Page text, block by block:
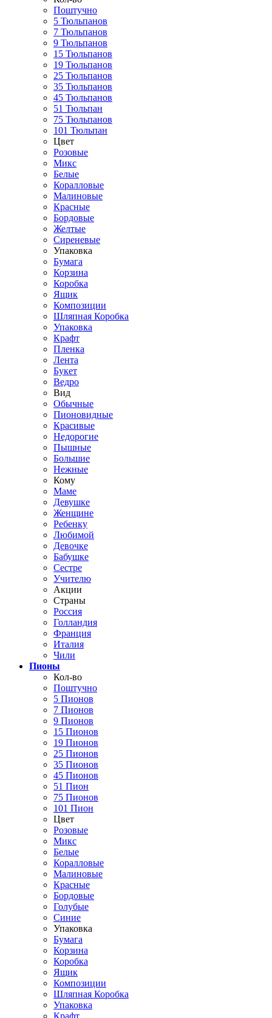
Поштучно
5 Тюльпанов
7 Тюльпанов
9 Тюльпанов
15 Тюльпанов
19 Тюльпанов
25 Тюльпанов
35 Тюльпанов
45 Тюльпанов
51 Тюльпан
75 Тюльпанов
101 Тюльпан
Цвет
Розовые
Микс
Белые
Коралловые
Малиновые
Красные
Бордовые
Желтые
Сиреневые
Упаковка
Бумага
Корзина
Коробка
Ящик
Композиции
Шляпная Коробка
Упаковка
Крафт
Пленка
Лента
Букет
Ведро
Вид
Обычные
Пионовидные
Красивые
Недорогие
Пышные
Большие
Нежные
Кому
Маме
Девушке
Женщине
Ребенку
Любимой
Девочке
Бабушке
Сестре
Учителю
Акции
Страны
Россия
Голландия
Франция
Италия
Чили
Пионы
Кол-во
Поштучно
5 Пионов
7 Пионов
9 Пионов
15 Пионов
19 Пионов
25 Пионов
35 Пионов
45 Пионов
51 Пион
75 Пионов
101 Пион
Цвет
Розовые
Микс
Белые
Коралловые
Малиновые
Красные
Бордовые
Голубые
Синие
Упаковка
Бумага
Корзина
Коробка
Ящик
Композиции
Шляпная Коробка
Упаковка
Крафт